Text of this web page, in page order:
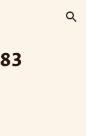
Skip to navigation
3